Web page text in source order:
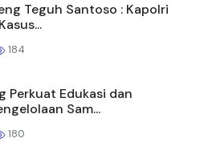
Teguh Santoso : Kapolri
184
Perkuat Edukasi dan
Sam...
180